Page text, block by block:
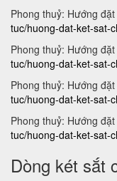
Phong thuỷ: Hướng
tuc/huong-dat-ket-sat-
Phong thuỷ: Hướng
tuc/huong-dat-ket-sat-
Phong thuỷ: Hướng
tuc/huong-dat-ket-sat-
Phong thuỷ: Hướng
tuc/huong-dat-ket-sat-
Dòng két sắt